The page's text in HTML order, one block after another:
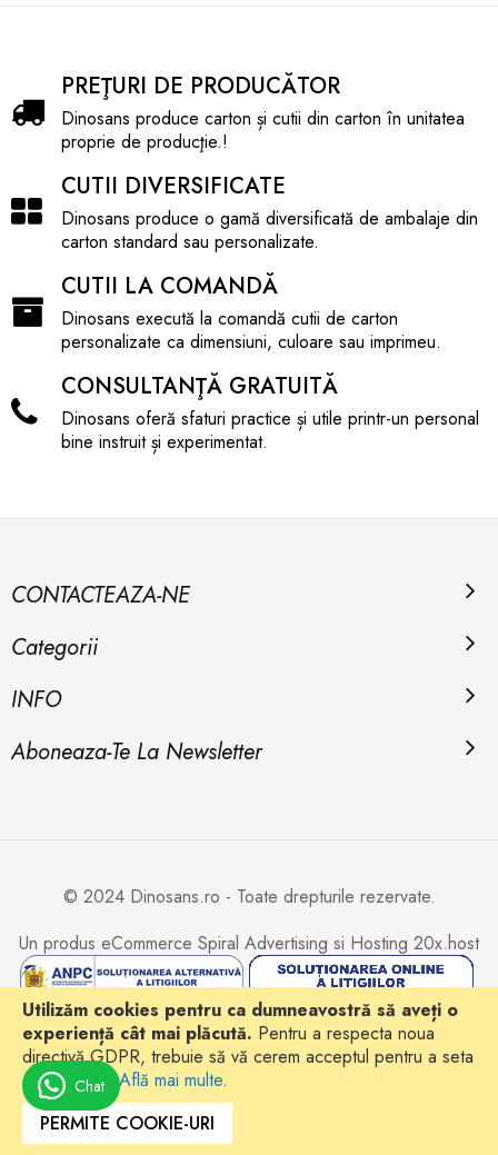
Utilizăm cookies pentru ca dumneavostră să aveți o
experiență cât mai plăcută. Pentru a respecta noua
directivă GDPR, trebuie să vă cerem acceptul pentru a seta
cookie-urile. Află mai multe.
PERMITE COOKIE-URI
PREŢURI DE PRODUCĂTOR
Dinosans produce carton și cutii din carton în unitatea
proprie de producţie.!
CUTII DIVERSIFICATE
Dinosans produce o gamă diversificată de ambalaje din
carton standard sau personalizate.
CUTII LA COMANDĂ
Dinosans execută la comandă cutii de carton
personalizate ca dimensiuni, culoare sau imprimeu.
CONSULTANŢĂ GRATUITĂ
Dinosans oferă sfaturi practice și utile printr-un personal
bine instruit și experimentat.
CONTACTEAZA-NE
Categorii
INFO
Aboneaza-Te La Newsletter
© 2024 Dinosans.ro - Toate drepturile rezervate.
Un produs eCommerce Spiral Advertising si Hosting 20x.host
Chat